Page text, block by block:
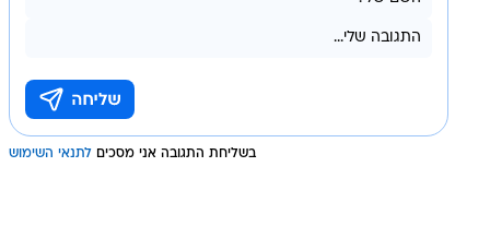
בשליחת התגובה אני מסכים לתנאי השימוש